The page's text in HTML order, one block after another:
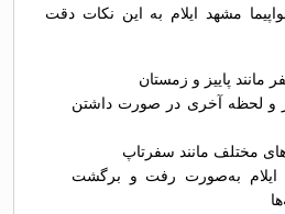
مشهد ایلام به این نکات دقت
پاییز و زمستان
و لحظه آخری در صورت داشتن
مختلف مانند سفرتاپ
ایلام به‌صورت رفت و برگشت